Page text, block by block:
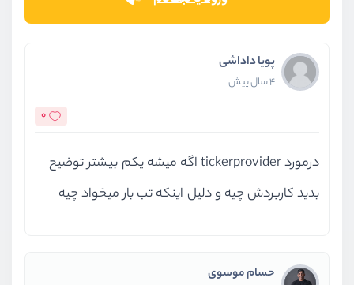
پویا داداشی
4 سال پیش
0
درمورد tickerprovider اگه میشه یکم بیشتر توضیح
بدید کاربردش چیه و دلیل اینکه تب بار میخواد چیه
حسام موسوی